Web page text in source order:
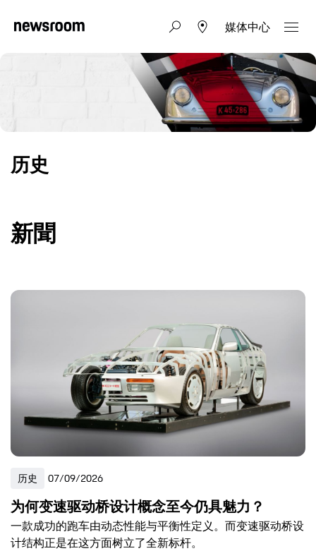
媒体中心
历史
新聞
历史 07/09/2026
为何变速驱动桥设计概念至今仍具魅力？
一款成功的跑车由动态性能与平衡性定义。而变速驱动桥设
计结构正是在这方面树立了全新标杆。